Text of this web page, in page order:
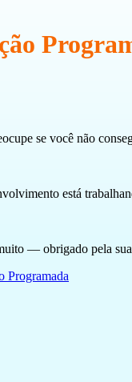
se você não
está
— obrigado pela
Programada